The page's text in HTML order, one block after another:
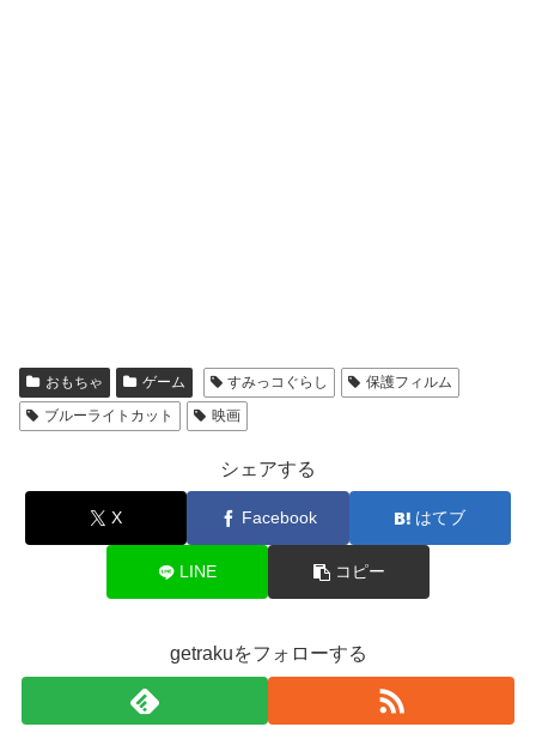
おもちゃ ゲーム すみっコぐらし
保護フィルム
ブルーライトカット
映画
シェアする
X Facebook はてブ
LINE コピー
getrakuをフォローする